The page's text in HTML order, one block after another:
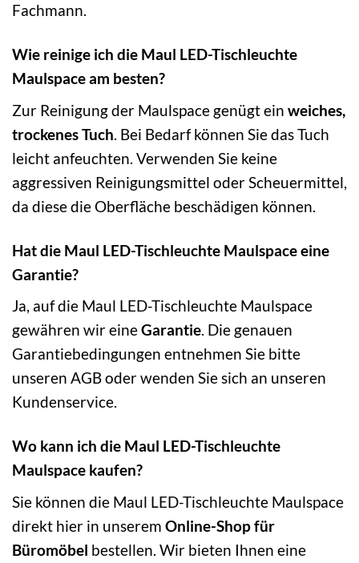
Fachmann.
Wie reinige ich die Maul LED-Tischleuchte
Maulspace am besten?
Zur Reinigung der Maulspace genügt ein weiches,
trockenes Tuch. Bei Bedarf können Sie das Tuch
leicht anfeuchten. Verwenden Sie keine
aggressiven Reinigungsmittel oder Scheuermittel,
da diese die Oberfläche beschädigen können.
Hat die Maul LED-Tischleuchte Maulspace eine
Garantie?
Ja, auf die Maul LED-Tischleuchte Maulspace
gewähren wir eineGarantie. Die genauen
Garantiebedingungen entnehmen Sie bitte
unseren AGB oder wenden Sie sich an unseren
Kundenservice.
Wo kann ich die Maul LED-Tischleuchte
Maulspace kaufen?
Sie können die Maul LED-Tischleuchte Maulspace
direkt hier in unserem Online-Shop für
Büromöbel bestellen. Wir bieten Ihnen eine